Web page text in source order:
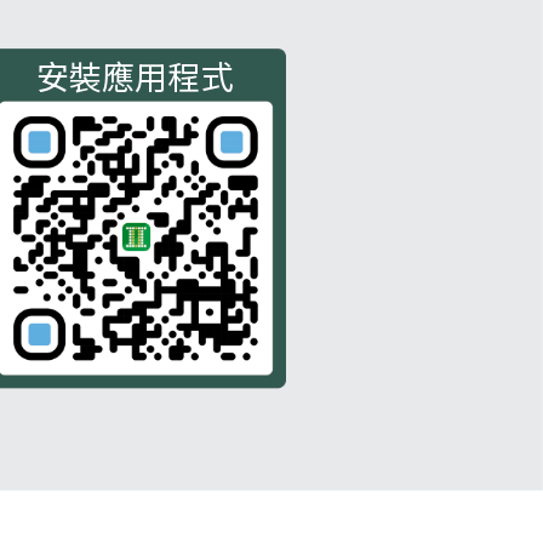
安裝應用程式